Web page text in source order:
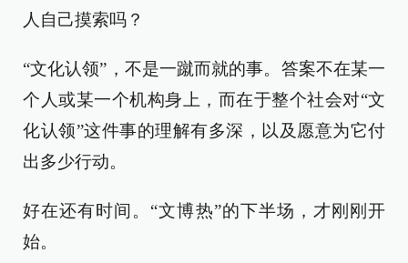
人自己摸索吗？
“文化认领”，不是一蹴而就的事。答案不在某一
个人或某一个机构身上，而在于整个社会对“文
化认领”这件事的理解有多深，以及愿意为它付
出多少行动。
好在还有时间。“文博热”的下半场，才刚刚开
始。